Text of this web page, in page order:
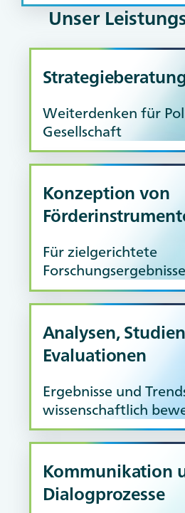
Unser
AdobeStock / panumas
Weiterdenken für
Gesellschaft
panumas -
Konzeption von
Für zielgerichtete
Forschungsergebnisse
AdobeStock / DJSPIDA
Analysen,
Evaluationen
Ergebnisse und
wissenschaftlich
Kommunikation
Dialogprozesse